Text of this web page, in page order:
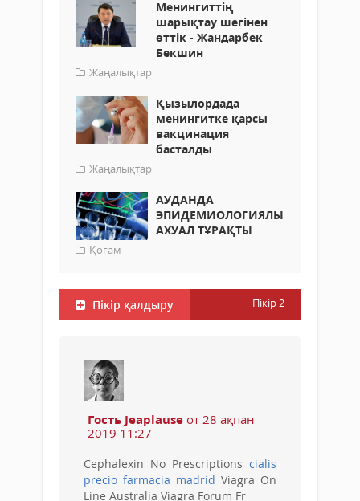
Менингиттің
шарықтау шегінен
өттік - Жандарбек
Бекшин
Жаңалықтар
Қызылордада
менингитке қарсы
вакцинация
басталды
Жаңалықтар
АУДАНДА
ЭПИДЕМИОЛОГИЯЛЫҚ
АХУАЛ ТҰРАҚТЫ
Қоғам
Пікір қалдыру Пікір2
Гость Jeaplause от 28 ақпан
2019 11:27
Cephalexin No Prescriptions cialis
precio farmacia madrid Viagra On
Line Australia Viagra Forum Fr